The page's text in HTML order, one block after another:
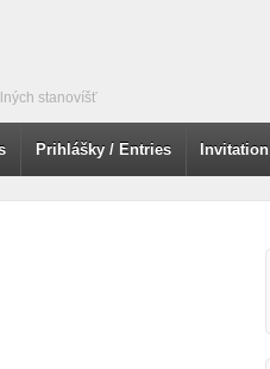
stanovíšť
Prihlášky / Entries Invitation